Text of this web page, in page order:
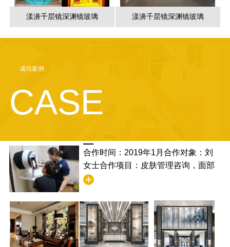
漾濞千层镜深渊镜玻璃 漾濞千层镜深渊镜玻璃
成功案例
CASE
合作时间：2019年1月合作对象：刘
女士合作项目：皮肤管理咨询，面部
清洁合作满意度：非常满意，并且学